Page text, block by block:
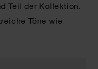
Teil der Kollektion.
Töne wie